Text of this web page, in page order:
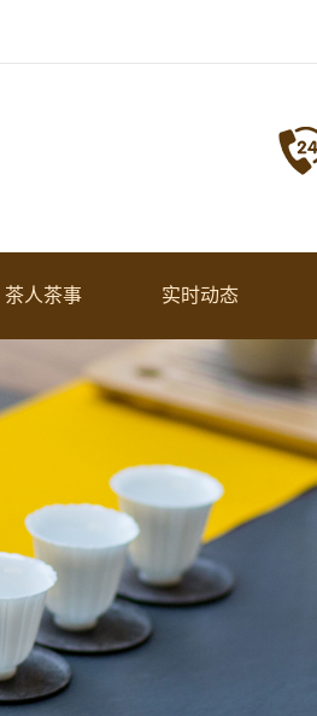
茶人茶事
学员风采
实时动态
行业资讯